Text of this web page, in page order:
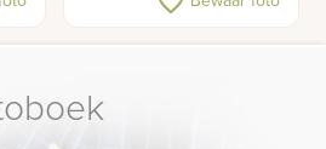
kindermonument met